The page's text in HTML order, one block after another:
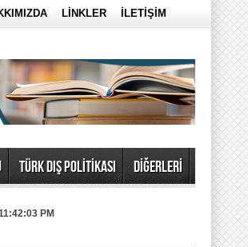
LİNKLER İLETİŞİM
TÜRK DIŞ POLİTİKASI DİĞERLERİ
PM